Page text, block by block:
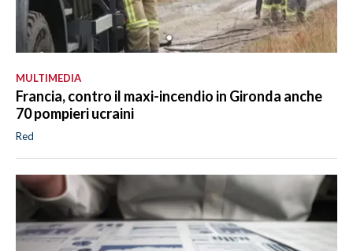
MULTIMEDIA
Francia, contro il maxi-incendio in Gironda anche
70 pompieri ucraini
Red